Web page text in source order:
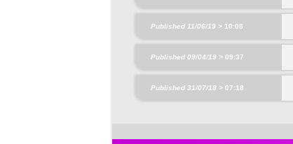
Published 11/06/19 > 10:08
Published 09/04/19 > 09:37
Published 31/07/18 > 07:18